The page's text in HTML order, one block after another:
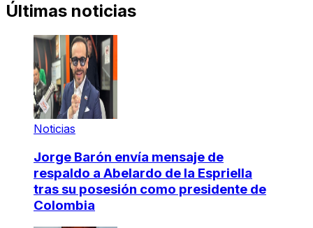
Últimas noticias
Noticias
Jorge Barón envía mensaje de
respaldo a Abelardo de la Espriella
tras su posesión como presidente de
Colombia